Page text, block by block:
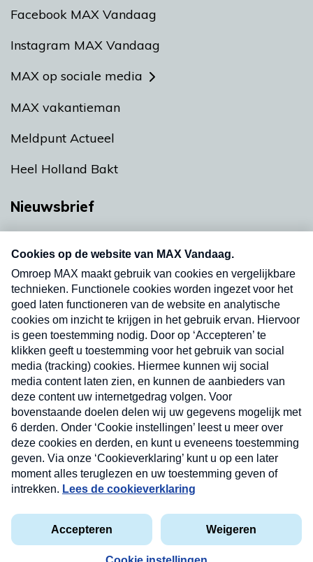
Facebook MAX Vandaag
Instagram MAX Vandaag
MAX op sociale media
MAX vakantieman
Meldpunt Actueel
Heel Holland Bakt
Nieuwsbrief
nieuwsbrief. Elke vrijdag- en dinsdagochtend in
uw mailbox.
Verzend
Privacyverklaring
Cookieverklaring
Kwetsbaarheid melden
Copyright © 2026 MAX Vandaag - Omroep MAX
Nieuwsbrief
Neem hier een gratis abonnement op onze
nieuwsbrief. Elke vrijdag- en dinsdagochtend in uw